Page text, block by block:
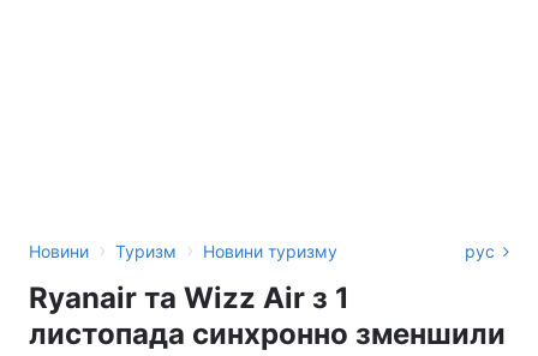
Новини › Туризм › Новини туризму рус
Ryanair та Wizz Air з 1
листопада синхронно зменшили